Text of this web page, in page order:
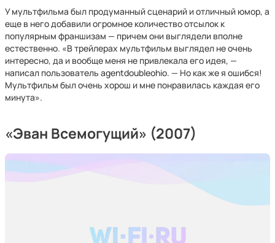
У мультфильма был продуманный сценарий и отличный юмор, а
еще в него добавили огромное количество отсылок к
популярным франшизам — причем они выглядели вполне
естественно. «В трейлерах мультфильм выглядел не очень
интересно, да и вообще меня не привлекала его идея, —
написал пользователь agentdoubleohio. — Но как же я ошибся!
Мультфильм был очень хорош и мне понравилась каждая его
минута».
«Эван Всемогущий» (2007)